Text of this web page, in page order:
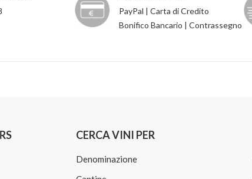
PayPal | Carta di Credito
Bonifico Bancario | Contrassegno
CERCA VINI PER
Denominazione